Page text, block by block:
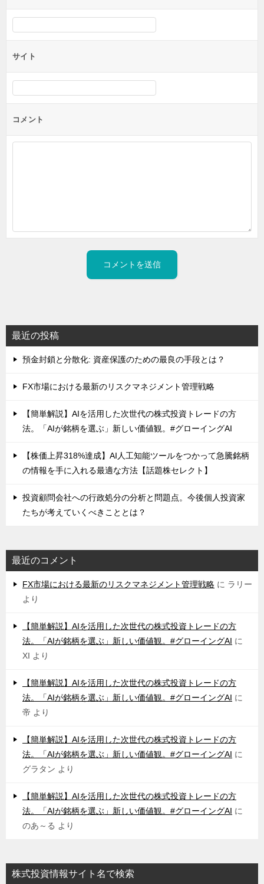
サイト
コメント
最近の投稿
預金封鎖と分散化: 資産保護のための最良の手段とは？
FX市場における最新のリスクマネジメント管理戦略
【簡単解説】AIを活用した次世代の株式投資トレードの方
法。「AIが銘柄を選ぶ」新しい価値観。#グローイングAI
【株価上昇318%達成】AI人工知能ツールをつかって急騰銘柄
の情報を手に入れる最適な方法【話題株セレクト】
投資顧問会社への行政処分の分析と問題点。今後個人投資家
たちが考えていくべきこととは？
最近のコメント
FX市場における最新のリスクマネジメント管理戦略 に ラリー
より
【簡単解説】AIを活用した次世代の株式投資トレードの方
法。「AIが銘柄を選ぶ」新しい価値観。#グローイングAI に
XI より
【簡単解説】AIを活用した次世代の株式投資トレードの方
法。「AIが銘柄を選ぶ」新しい価値観。#グローイングAI に
帝 より
【簡単解説】AIを活用した次世代の株式投資トレードの方
法。「AIが銘柄を選ぶ」新しい価値観。#グローイングAI に
グラタン より
【簡単解説】AIを活用した次世代の株式投資トレードの方
法。「AIが銘柄を選ぶ」新しい価値観。#グローイングAI に
のあ～る より
株式投資情報サイト名で検索